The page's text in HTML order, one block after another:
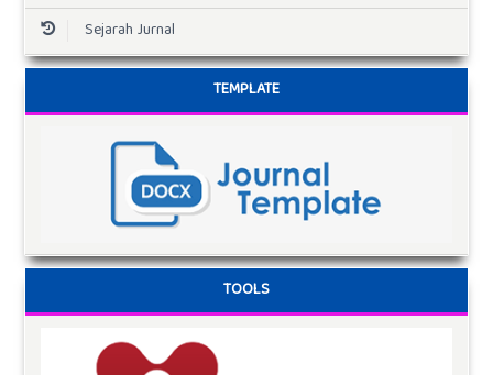
Sejarah Jurnal
TEMPLATE
TOOLS